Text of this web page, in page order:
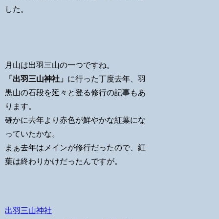
した。
月山は出羽三山の一つですね。
「出羽三山神社」 に行った丁度去年、羽
黒山の石段を延々と登る修行の記事もあ
ります。
確かに去年より赤色が鮮やかな紅葉にな
っていたかな。
まぁ去年はメインが修行だったので、紅
葉は終わりかけだったんですが。
出羽三山神社